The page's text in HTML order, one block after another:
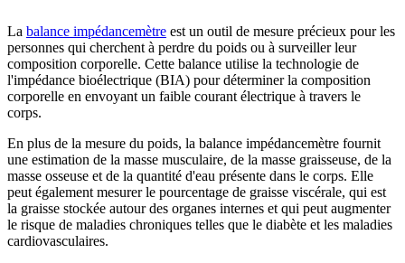
La balance impédancemètre est un outil de mesure précieux pour les
personnes qui cherchent à perdre du poids ou à surveiller leur
composition corporelle. Cette balance utilise la technologie de
l'impédance bioélectrique (BIA) pour déterminer la composition
corporelle en envoyant un faible courant électrique à travers le
corps.
En plus de la mesure du poids, la balance impédancemètre fournit
une estimation de la masse musculaire, de la masse graisseuse, de la
masse osseuse et de la quantité d'eau présente dans le corps. Elle
peut également mesurer le pourcentage de graisse viscérale, qui est
la graisse stockée autour des organes internes et qui peut augmenter
le risque de maladies chroniques telles que le diabète et les maladies
cardiovasculaires.